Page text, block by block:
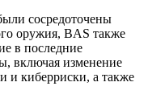
сосредоточены
оружия, BAS также
в последние
включая изменение
и киберриски, а также